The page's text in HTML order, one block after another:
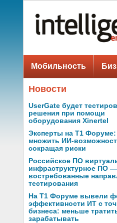
Мобильность
Новости
UserGate будет
решения при помощи
оборудования Xinertel
Эксперты на Т1 Форуме:
множить ИИ-
сокращая риски
Российское ПО
инфраструктурное ПО
востребованные
тестирования
На Т1 Форуме вывели
эффективности ИТ с
бизнеса: меньше
зарабатывать